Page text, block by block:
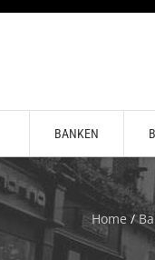
BANKEN
Home/